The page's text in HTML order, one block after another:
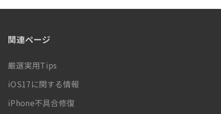
関連ページ
厳選実用Tips
iOS17に関する情報
iPhone不具合修復